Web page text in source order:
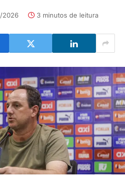
2026 3 minutos de leitura